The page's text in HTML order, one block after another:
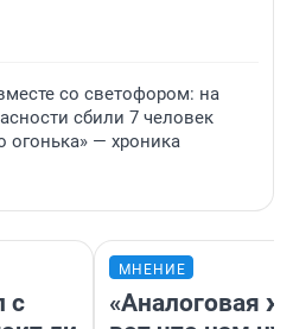
со светофором: на
сбили 7 человек
огонька» — хроника
с
МНЕНИЕ
«Аналоговая